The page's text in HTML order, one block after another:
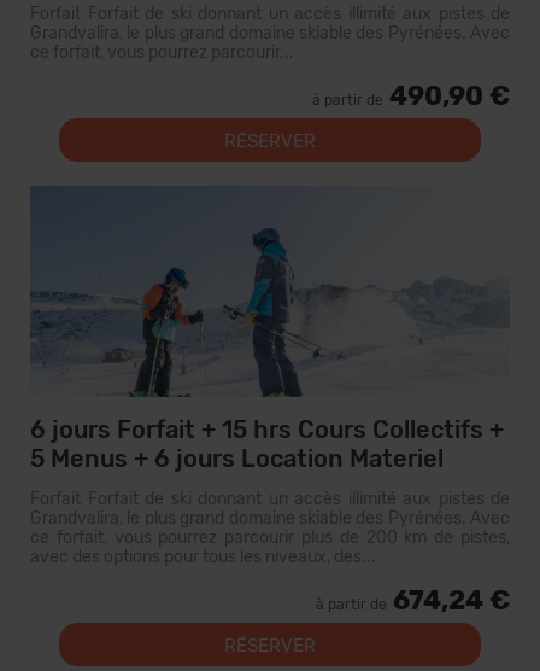
Forfait Forfait de ski donnant un accès illimité aux pistes de
Grandvalira, le plus grand domaine skiable des Pyrénées. Avec
ce forfait, vous pourrez parcourir...
à partir de 490,90 €
RÉSERVER
6 jours Forfait + 15 hrs Cours Collectifs +
5 Menus + 6 jours Location Materiel
Forfait Forfait de ski donnant un accès illimité aux pistes de
Grandvalira, le plus grand domaine skiable des Pyrénées. Avec
ce forfait, vous pourrez parcourir plus de 200 km de pistes,
avec des options pour tous les niveaux, des...
à partir de 674,24 €
RÉSERVER